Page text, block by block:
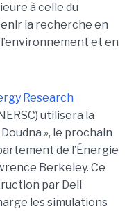
à celle du
la recherche en
et en
Research
utilisera la
», le prochain
de l’Énergie
Berkeley. Ce
par Dell
les simulations